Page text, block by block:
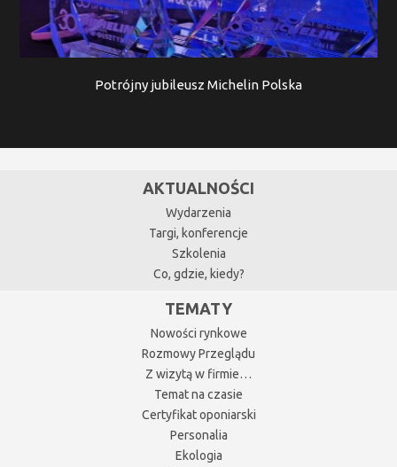
Potrójny jubileusz Michelin Polska
AKTUALNOŚCI
Wydarzenia
Targi, konferencje
Szkolenia
Co, gdzie, kiedy?
TEMATY
Nowości rynkowe
Rozmowy Przeglądu
Z wizytą w firmie…
Temat na czasie
Certyfikat oponiarski
Personalia
Ekologia